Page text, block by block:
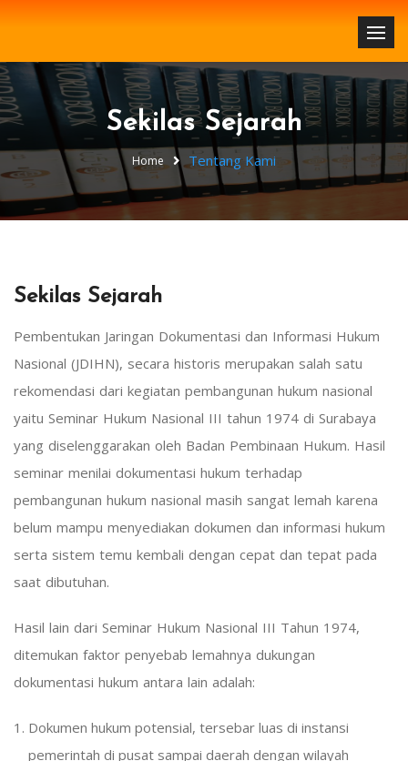
Sekilas Sejarah
Home Tentang Kami
Sekilas Sejarah
Pembentukan Jaringan Dokumentasi dan Informasi Hukum
Nasional (JDIHN), secara historis merupakan salah satu
rekomendasi dari kegiatan pembangunan hukum nasional
yaitu Seminar Hukum Nasional III tahun 1974 di Surabaya
yang diselenggarakan oleh Badan Pembinaan Hukum. Hasil
seminar menilai dokumentasi hukum terhadap
pembangunan hukum nasional masih sangat lemah karena
belum mampu menyediakan dokumen dan informasi hukum
serta sistem temu kembali dengan cepat dan tepat pada
saat dibutuhan.
Hasil lain dari Seminar Hukum Nasional III Tahun 1974,
ditemukan faktor penyebab lemahnya dukungan
dokumentasi hukum antara lain adalah:
Dokumen hukum potensial, tersebar luas di instansi
pemerintah di pusat sampai daerah dengan wilayah